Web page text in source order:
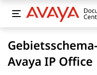
Avaya IP Office